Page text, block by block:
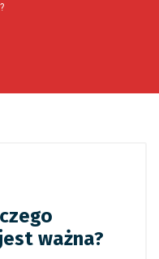
ważna?